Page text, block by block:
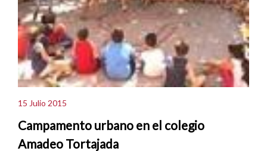
15 Julio 2015
Campamento urbano en el colegio
Amadeo Tortajada